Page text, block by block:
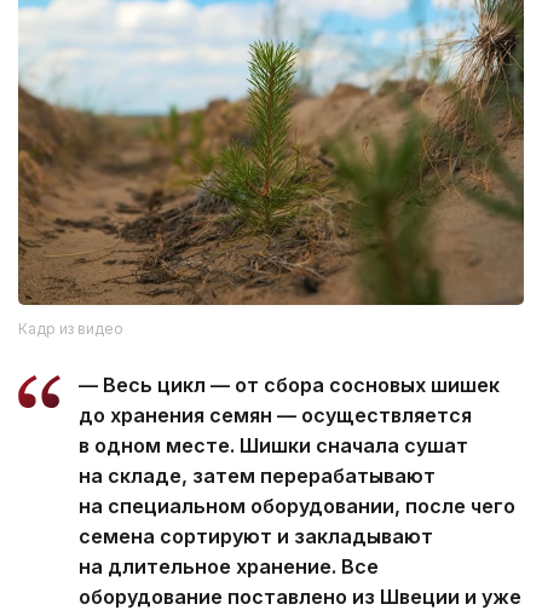
Кадр из видео
— Весь цикл — от сбора сосновых шишек
до хранения семян — осуществляется
в одном месте. Шишки сначала сушат
на складе, затем перерабатывают
на специальном оборудовании, после чего
семена сортируют и закладывают
на длительное хранение. Все
оборудование поставлено из Швеции и уже